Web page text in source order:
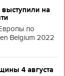
выступили на
по
Belgium 2022
4 августа